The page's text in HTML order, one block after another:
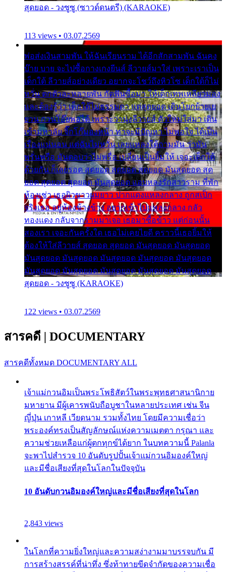
สุดยอด - วงซูซู (ซาวด์ดนตรี) (KARAOKE)
113 views • 03.07.2569
พ่อส่งเงินสามพัน ให้ฉันเรียนราม ได้อีกสักสามพัน ฉันคง
บ๊าย บาย จะไปซื้อกางเกงยีนส์ ลีวายส์มาใส่ เพราะเราเป็น
เด็กใต้ ลีวายส์อย่างเดียว อยากจะโชว์ถึงหิวโซ เด็กใต้ก็ไม่
หวั่น ตกตัวละหลายพัน กัดฟันซื้อมา ให้เด็กเทพเหลียวมอง
และต้องรู้ว่า เด็กใต้ไม่ธรรมดา แต่สุดยอด เดินโยกย้ายเย
ยวน กวนโอ๊ยพอได้ เพราะว่านุ่งลีวายส์ ตัวใหม่ใส่มา เดิน
เข้ามหาลัย จิ๊กโก๊มองหน้า ท่าจะมีปัญหา ไม่พอใจ ได้เป็น
เรื่องแน่นอน แต่ฉันไม่หวั่น เลยแหลงใต้ถามมัน ว่ามัน
พรั่นพรือ มันตอบว่าไม่พรื่อ เปลี่ยนเป็นยิ้มให้ เจอะเด็กใต้
ด้วยกัน ก็เลยรอด สุดยอด สุดยอด สุดยอด มันสุดยอด สุด
ยอด สุดยอด สุดยอด มันสุดยอด แอบหลงรักสาวราม ที่พัก
ห้องเช่า เธอผิวขาวผมยาว ปากแดงแหลงกลาง ถูกสเป็ก
จริงเธอ อยู่ห้องข้างข้าง อยากเข้าไปแหลงกลาง กลัว
ทองแดง กลับจากรามมาเจอ เธอมาซื้อข้าว แต่ก่อนนั้น
สองเรา เจอะกันครั้งใด เธอไม่เคยไยดี คราวนี้เธอยิ้มให้
ต้องให้ใส่ลีวายส์ สุดยอด สุดยอด มันสุดยอด มันสุดยอด
มันสุดยอด มันสุดยอด มันสุดยอด มันสุดยอด มันสุดยอด
มันสุดยอด มันสุดยอด มันสุดยอด มันสุดยอด มันสุดยอด
สุดยอด - วงซูซู (KARAOKE)
122 views • 03.07.2569
สารคดี | DOCUMENTARY
สารคดีทั้งหมด DOCUMENTARY ALL
เจ้าแม่กวนอิมเป็นพระโพธิสัตว์ในพระพุทธศาสนานิกาย
มหายาน มีผู้เคารพนับถือบูชาในหลายประเทศ เช่น จีน
ญี่ปุ่น เกาหลี เวียดนาม รวมทั้งไทย โดยมีความเชื่อว่า
พระองค์ทรงเป็นสัญลักษณ์แห่งความเมตตา กรุณา และ
ความช่วยเหลือแก่ผู้ตกทุกข์ได้ยาก ในบทความนี้ Palanla
จะพาไปสำรวจ 10 อันดับรูปปั้นเจ้าแม่กวนอิมองค์ใหญ่
และมีชื่อเสียงที่สุดในโลกในปัจจุบัน
10 อันดับกวนอิมองค์ใหญ่และมีชื่อเสียงที่สุดในโลก
2,843 views
ในโลกที่ความยิ่งใหญ่และความสง่างามมาบรรจบกัน มี
การสร้างสรรค์ที่น่าทึ่ง ซึ่งท้าทายขีดจำกัดของความเชื่อ